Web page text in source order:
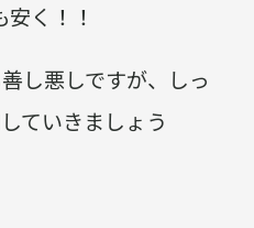
く！！
し悪しですが、しっ
ていきましょう